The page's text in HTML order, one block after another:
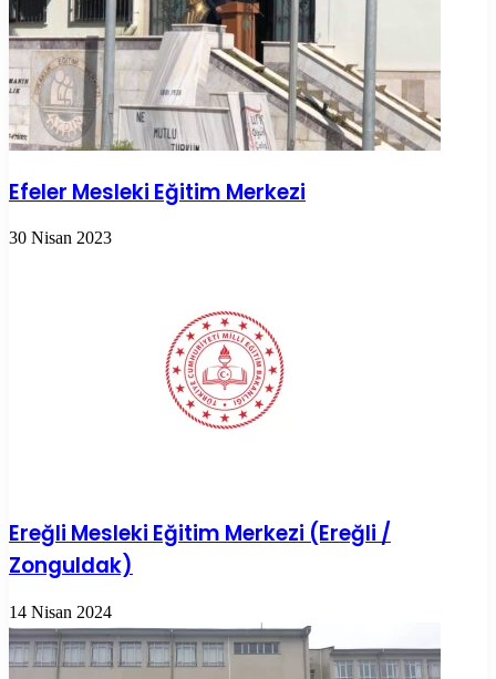
Efeler Mesleki Eğitim Merkezi
30 Nisan 2023
Ereğli Mesleki Eğitim Merkezi (Ereğli /
Zonguldak)
14 Nisan 2024